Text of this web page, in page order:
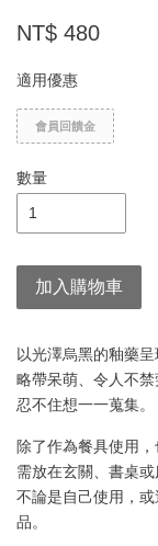
NT$ 480
適用優惠
會員回饋金
數量
加入購物車
以光澤烏黑的釉藥
略帶呆萌、令人不
忍不住想一一蒐集。
除了作為餐具使用
需放在玄關、書桌
不論是自己使用，
品。